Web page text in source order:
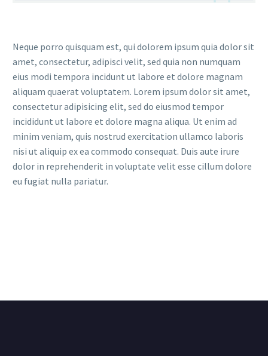
Neque porro quisquam est, qui dolorem ipsum quia dolor sit
amet, consectetur, adipisci velit, sed quia non numquam
eius modi tempora incidunt ut labore et dolore magnam
aliquam quaerat voluptatem. Lorem ipsum dolor sit amet,
consectetur adipisicing elit, sed do eiusmod tempor
incididunt ut labore et dolore magna aliqua. Ut enim ad
minim veniam, quis nostrud exercitation ullamco laboris
nisi ut aliquip ex ea commodo consequat. Duis aute irure
dolor in reprehenderit in voluptate velit esse cillum dolore
eu fugiat nulla pariatur.